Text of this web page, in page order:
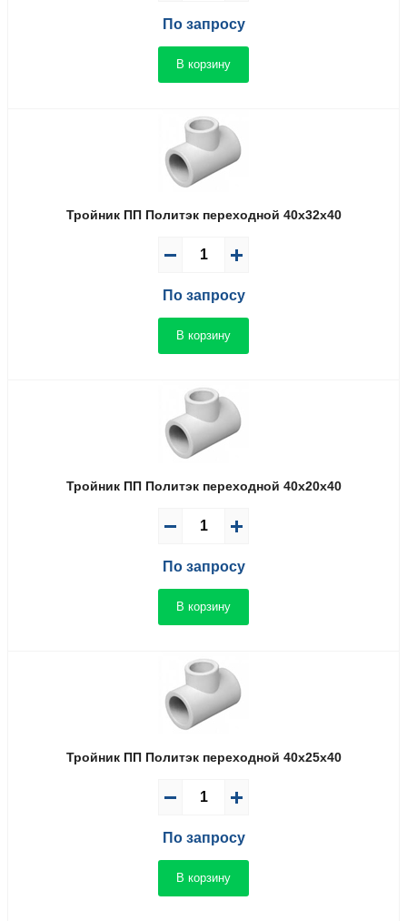
По запросу
В корзину
Тройник ПП Политэк переходной 40x32x40
По запросу
В корзину
Тройник ПП Политэк переходной 40x20x40
По запросу
В корзину
Тройник ПП Политэк переходной 40x25x40
По запросу
В корзину